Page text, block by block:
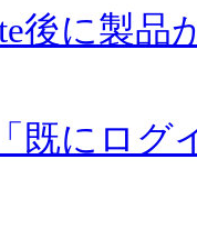
後に製
既にログ